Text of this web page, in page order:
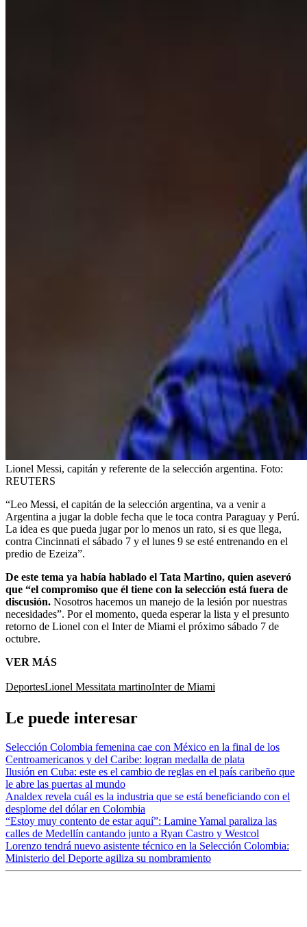
Lionel Messi, capitán y referente de la selección argentina. Foto:
REUTERS
“Leo Messi, el capitán de la selección argentina, va a venir a
Argentina a jugar la doble fecha que le toca contra Paraguay y Perú.
La idea es que pueda jugar por lo menos un rato, si es que llega,
contra Cincinnati el sábado 7 y el lunes 9 se esté entrenando en el
predio de Ezeiza”.
De este tema ya había hablado el Tata Martino, quien aseveró
que “el compromiso que él tiene con la selección está fuera de
discusión. Nosotros hacemos un manejo de la lesión por nuestras
necesidades”. Por el momento, queda esperar la lista y el presunto
retorno de Lionel con el Inter de Miami el próximo sábado 7 de
octubre.
VER MÁS
DeportesLionel Messitata martinoInter de Miami
Le puede interesar
Selección Colombia femenina cae con México en la final de los
Centroamericanos y del Caribe: logran medalla de plata
Ilusión en Cuba: este es el cambio de reglas en el país caribeño que
le abre las puertas al mundo
Analdex revela cuál es la industria que se está beneficiando con el
desplome del dólar en Colombia
“Estoy muy contento de estar aquí”: Lamine Yamal paraliza las
calles de Medellín cantando junto a Ryan Castro y Westcol
Lorenzo tendrá nuevo asistente técnico en la Selección Colombia:
Ministerio del Deporte agiliza su nombramiento